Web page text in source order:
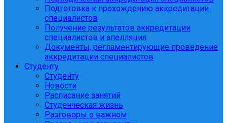
Подготовка к прохождению аккредитации
специалистов
Получение результатов аккредитации
специалистов и апелляция
Документы, регламентирующие проведение
аккредитации специалистов
Студенту
Студенту
Новости
Расписание занятий
Студенческая жизнь
Разговоры о важном